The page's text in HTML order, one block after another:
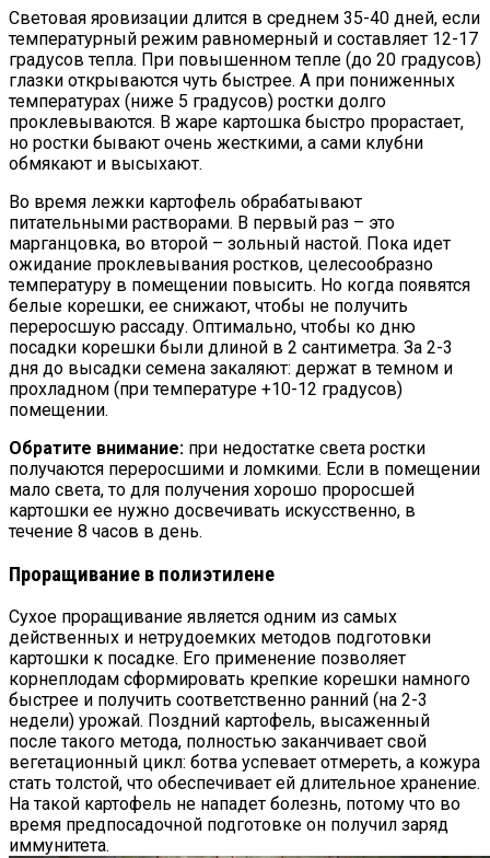
Световая яровизации длится в среднем 35-40 дней, если
температурный режим равномерный и составляет 12-17
градусов тепла. При повышенном тепле (до 20 градусов)
глазки открываются чуть быстрее. А при пониженных
температурах (ниже 5 градусов) ростки долго
проклевываются. В жаре картошка быстро прорастает,
но ростки бывают очень жесткими, а сами клубни
обмякают и высыхают.
Во время лежки картофель обрабатывают
питательными растворами. В первый раз – это
марганцовка, во второй – зольный настой. Пока идет
ожидание проклевывания ростков, целесообразно
температуру в помещении повысить. Но когда появятся
белые корешки, ее снижают, чтобы не получить
переросшую рассаду. Оптимально, чтобы ко дню
посадки корешки были длиной в 2 сантиметра. За 2-3
дня до высадки семена закаляют: держат в темном и
прохладном (при температуре +10-12 градусов)
помещении.
Обратите внимание: при недостатке света ростки
получаются переросшими и ломкими. Если в помещении
мало света, то для получения хорошо проросшей
картошки ее нужно досвечивать искусственно, в
течение 8 часов в день.
Проращивание в полиэтилене
Сухое проращивание является одним из самых
действенных и нетрудоемких методов подготовки
картошки к посадке. Его применение позволяет
корнеплодам сформировать крепкие корешки намного
быстрее и получить соответственно ранний (на 2-3
недели) урожай. Поздний картофель, высаженный
после такого метода, полностью заканчивает свой
вегетационный цикл: ботва успевает отмереть, а кожура
стать толстой, что обеспечивает ей длительное хранение.
На такой картофель не нападет болезнь, потому что во
время предпосадочной подготовке он получил заряд
иммунитета.